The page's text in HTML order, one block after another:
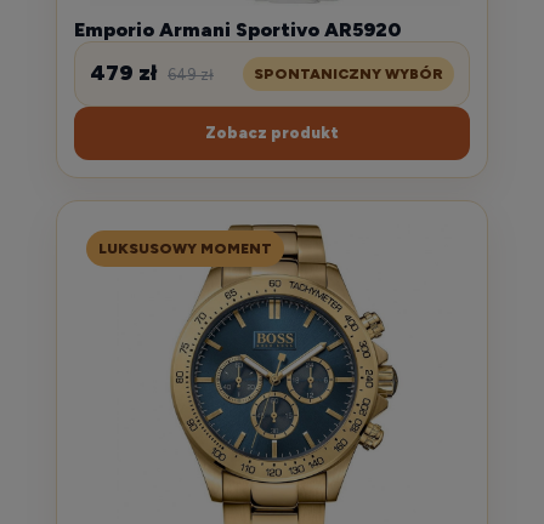
Emporio Armani Sportivo AR5920
479 zł 649 zł SPONTANICZNY WYBÓR
Zobacz produkt
LUKSUSOWY MOMENT